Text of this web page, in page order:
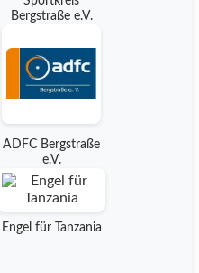
Bergstraße e.V.
ADFC Bergstraße
e.V.
Engel für Tanzania